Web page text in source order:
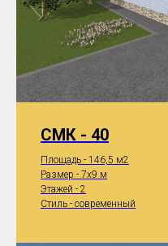
СМК - 40
Площадь - 146,5 м2
Размер - 7x9 м
Этажей - 2
Стиль - современный